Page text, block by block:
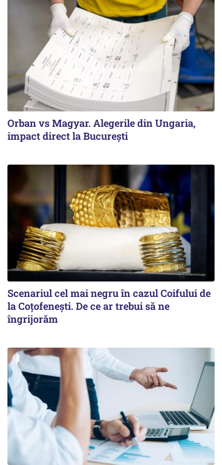
Orban vs Magyar. Alegerile din Ungaria,
impact direct la Bucureşti
Scenariul cel mai negru în cazul Coifului de
la Coțofenești. De ce ar trebui să ne
îngrijorăm